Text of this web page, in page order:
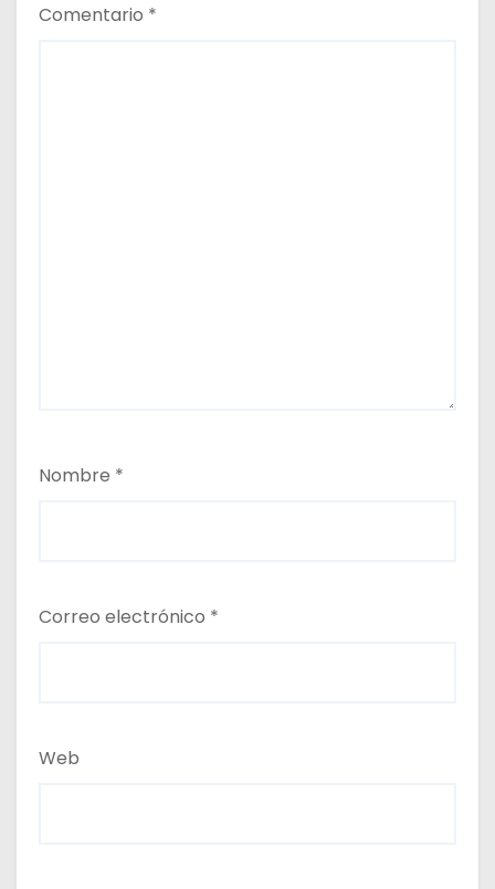
Comentario *
Nombre *
Correo electrónico *
Web